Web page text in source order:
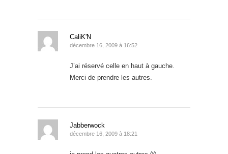
CaliK'N
décembre 16, 2009 à 16:52
J’ai réservé celle en haut à gauche.
Merci de prendre les autres.
Jabberwock
décembre 16, 2009 à 18:21